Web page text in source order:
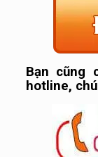
Bạn cũng
hotline,